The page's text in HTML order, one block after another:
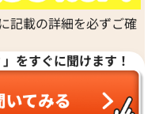
記載の詳細を必ずご確
」をすぐに聞けます！